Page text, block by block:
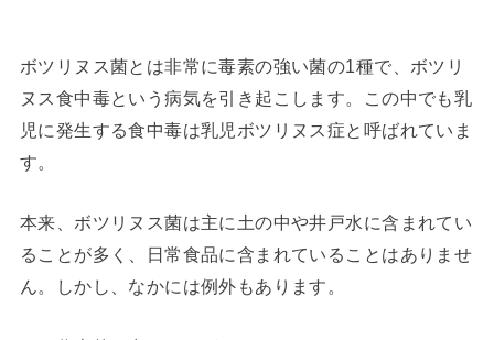
ボツリヌス菌とは非常に毒素の強い菌の1種で、ボツリ
ヌス食中毒という病気を引き起こします。この中でも乳
児に発生する食中毒は乳児ボツリヌス症と呼ばれていま
す。
本来、ボツリヌス菌は主に土の中や井戸水に含まれてい
ることが多く、日常食品に含まれていることはありませ
ん。しかし、なかには例外もあります。